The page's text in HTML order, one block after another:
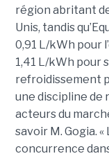
région abritant
Unis, tandis
0,91 L/kWh pour
1,41 L/kWh pour
refroidissement
une discipline de
acteurs du
savoir M. Gogia.
concurrence